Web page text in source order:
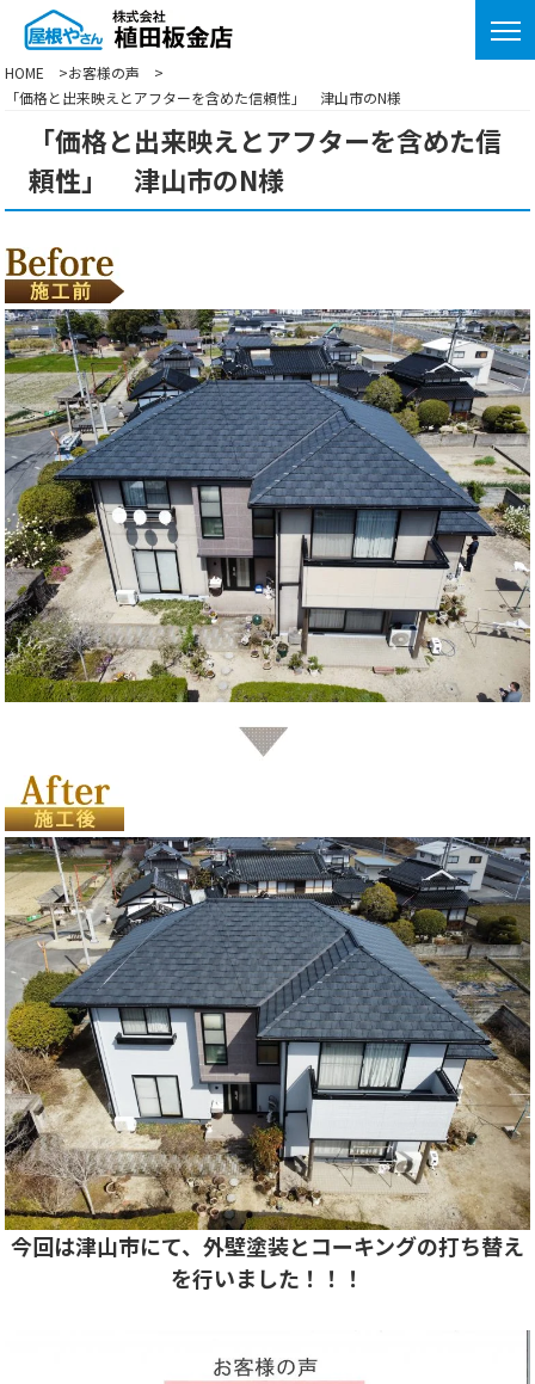
HOME
お客様の声
「価格と出来映えとアフターを含めた信頼性」 津山市のN様
「価格と出来映えとアフターを含めた信
頼性」 津山市のN様
今回は津山市にて、外壁塗装とコーキングの打ち替え
を行いました！！！